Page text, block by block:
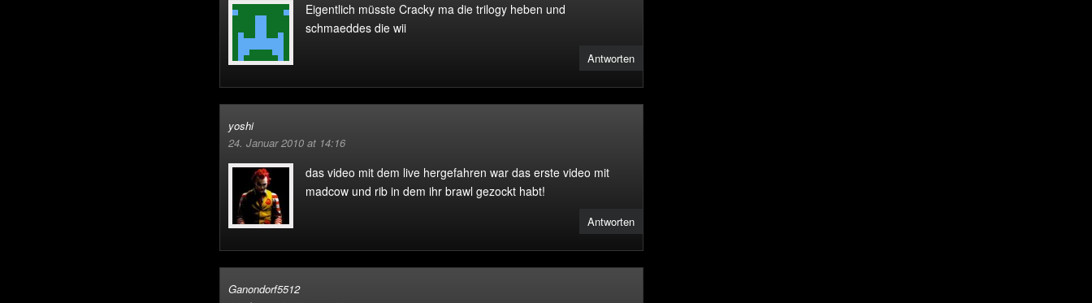
Eigentlich müsste Cracky ma die trilogy heben und
schmaeddes die wii
Antworten
yoshi
24. Januar 2010 at 14:16
das video mit dem live hergefahren war das erste video mit
madcow und rib in dem ihr brawl gezockt habt!
Antworten
Ganondorf5512